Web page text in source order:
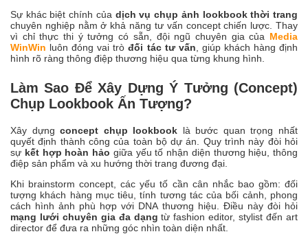
Sự khác biệt chính của dịch vụ chụp ảnh lookbook thời trang
chuyên nghiệp nằm ở khả năng tư vấn concept chiến lược. Thay
vì chỉ thực thi ý tưởng có sẵn, đội ngũ chuyên gia của Media
WinWin luôn đóng vai tròđối tác tư vấn , giúp khách hàng định
hình rõ ràng thông điệp thương hiệu qua từng khung hình.
Làm Sao Để Xây Dựng Ý Tưởng (Concept)
Chụp Lookbook Ấn Tượng?
Xây dựngconcept chụp lookbook là bước quan trọng nhất
quyết định thành công của toàn bộ dự án. Quy trình này đòi hỏi
sự kết hợp hoàn hảo giữa yếu tố nhận diện thương hiệu, thông
điệp sản phẩm và xu hướng thời trang đương đại.
Khi brainstorm concept, các yếu tố cần cân nhắc bao gồm: đối
tượng khách hàng mục tiêu, tính tương tác của bối cảnh, phong
cách hình ảnh phù hợp với DNA thương hiệu. Điều này đòi hỏi
mạng lưới chuyên gia đa dạng từ fashion editor, stylist đến art
director để đưa ra những góc nhìn toàn diện nhất.